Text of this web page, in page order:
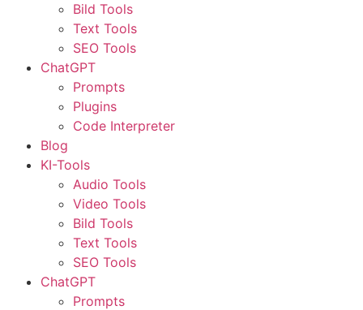
Bild Tools
Text Tools
SEO Tools
ChatGPT
Prompts
Plugins
Code Interpreter
Blog
KI-Tools
Audio Tools
Video Tools
Bild Tools
Text Tools
SEO Tools
ChatGPT
Prompts